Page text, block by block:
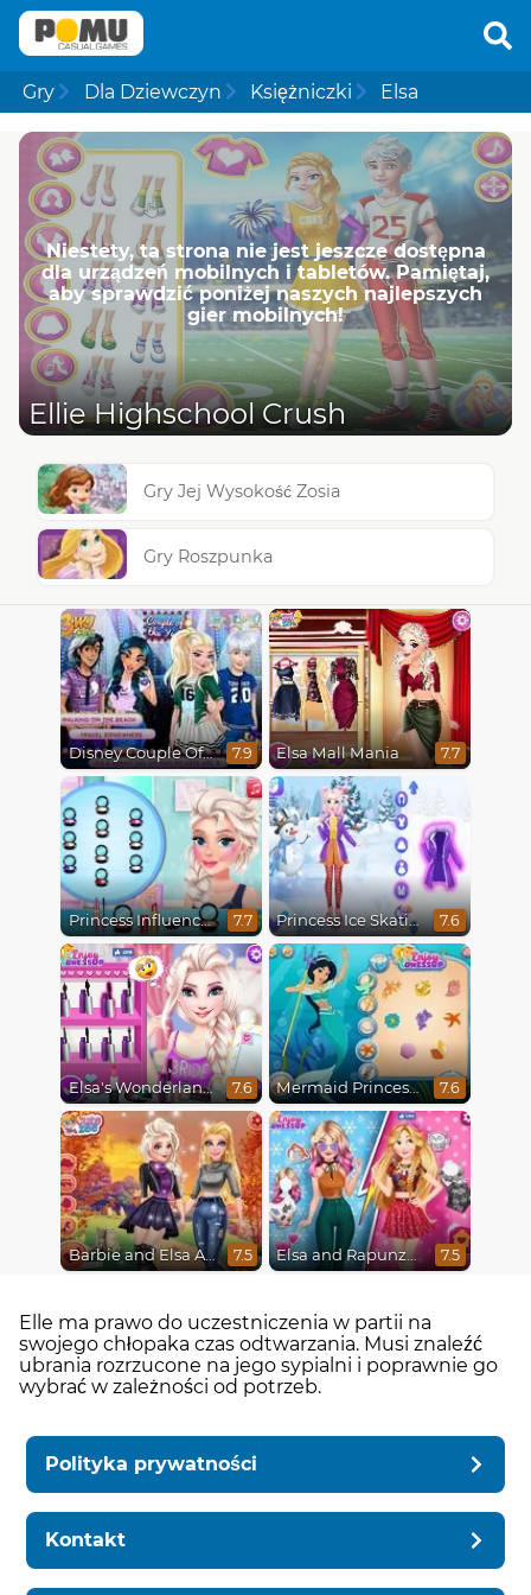
Gry Dla Dziewczyn Księżniczki Elsa
Niestety, ta strona nie jest jeszcze dostępna
dla urządzeń mobilnych i tabletów. Pamiętaj,
aby sprawdzić poniżej naszych najlepszych
gier mobilnych!
Ellie Highschool Crush
Gry Jej Wysokość Zosia
Gry Roszpunka
Disney Couple Of The Year 7.9 Elsa Mall Mania 7.7
Princess Influencer Winter Wonderland 7.7 Princess Ice Skating Adventure 7.6
Elsa's Wonderland Wedding 7.6 Mermaid Princesses 7.6
Barbie and Elsa Autumn Patterns 7.5 Elsa and Rapunzel Princess Rivalry 7.5
Elle ma prawo do uczestniczenia w partii na
swojego chłopaka czas odtwarzania. Musi znaleźć
ubrania rozrzucone na jego sypialni i poprawnie go
wybrać w zależności od potrzeb.
Polityka prywatności
Kontakt